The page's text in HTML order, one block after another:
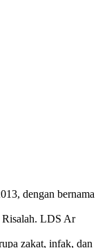
dengan bernama
Risalah. LDS Ar
zakat, infak, dan